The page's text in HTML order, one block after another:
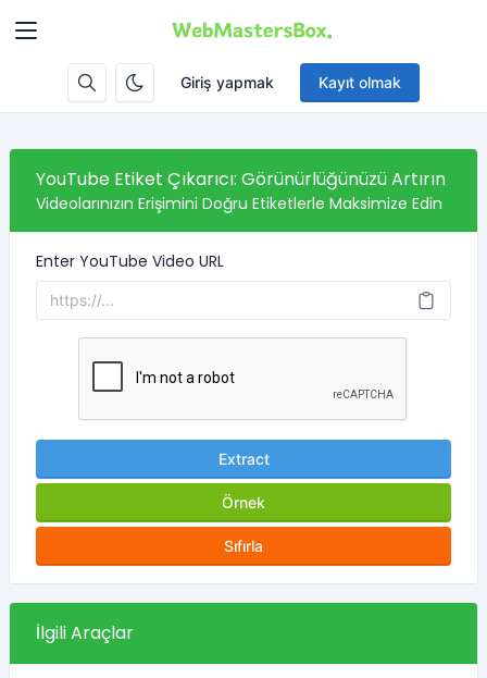
Giriş yapmak Kayıt olmak
YouTube Etiket Çıkarıcı: Görünürlüğünüzü Artırın
Videolarınızın Erişimini Doğru Etiketlerle Maksimize Edin
Enter YouTube Video URL
Extract
Örnek
Sıfırla
İlgili Araçlar